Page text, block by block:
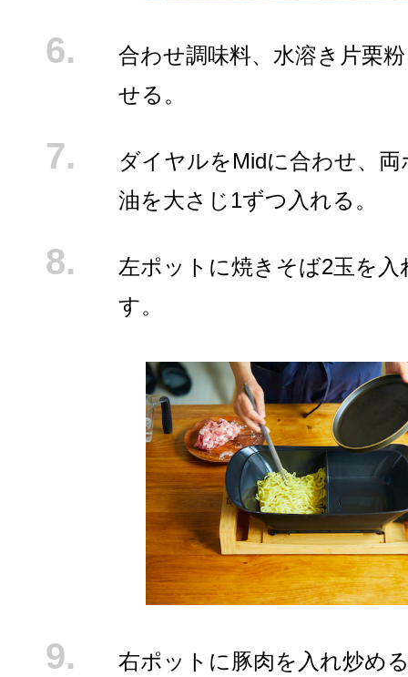
合わせ調味料、水溶き片栗
せる。
ダイヤルをMidに合わせ、
油を大さじ1ずつ入れる。
左ポットに焼きそば2玉を入
す。
右ポットに豚肉を入れ炒め